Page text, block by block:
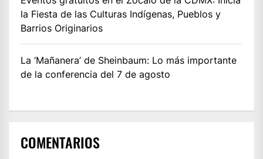
la Fiesta de las Culturas Indígenas, Pueblos y
Barrios Originarios
La ‘Mañanera’ de Sheinbaum: Lo más importante
de la conferencia del 7 de agosto
COMENTARIOS